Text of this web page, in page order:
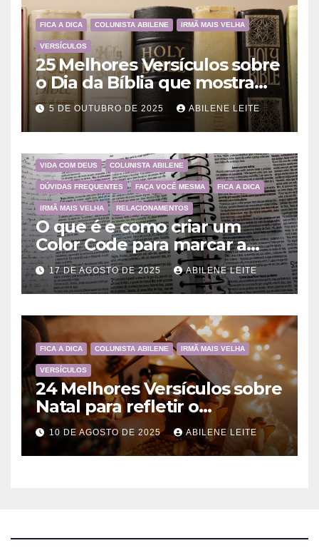
FICA A DICA COLUNISTA ABILENE IRMÃ MAIS VELHA
VERSÍCULOS
25 Melhores Versículos sobre
o Dia da Bíblia que mostram
a importância da Palavra de
Deus
5 DE OUTUBRO DE 2025 ABILENE LEITE
VIDA COM DEUS COLUNISTA ABILENE
DÚVIDAS FREQUENTES FAÇA VOCÊ MESMA FICA A DICA
IRMÃ MAIS VELHA RELACIONAMENTOS
O que é e como criar um
Color Code para marcar a
Bíblia?
17 DE AGOSTO DE 2025 ABILENE LEITE
FICA A DICA COLUNISTA ABILENE IRMÃ MAIS VELHA
VERSÍCULOS
24 Melhores Versículos sobre
Natal para refletir o
Nascimento de Jesus
10 DE AGOSTO DE 2025 ABILENE LEITE